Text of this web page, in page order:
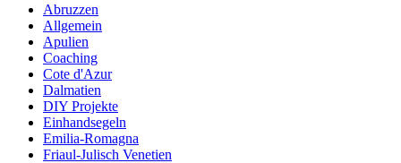
Abruzzen
Allgemein
Apulien
Coaching
Cote d'Azur
Dalmatien
DIY Projekte
Einhandsegeln
Emilia-Romagna
Friaul-Julisch Venetien